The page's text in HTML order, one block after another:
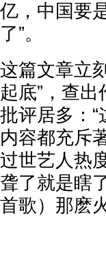
亿，中国要
了”。
这篇文章立
起底”，查
批评居多：
内容都充斥
过世艺人热
聋了就是瞎
首歌）那麽